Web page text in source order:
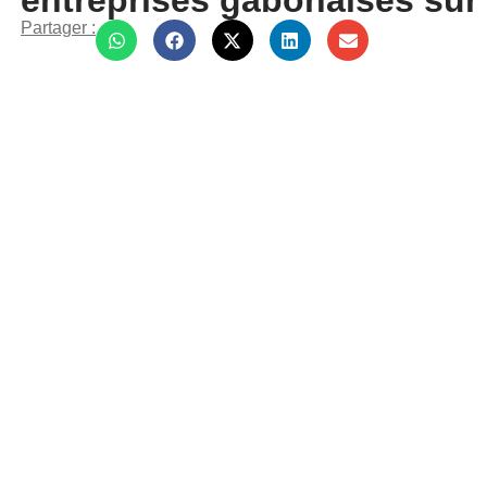
Partager :